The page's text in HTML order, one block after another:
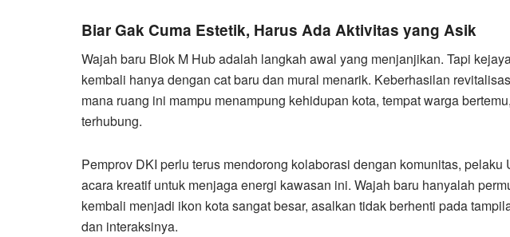
Biar Gak Cuma Estetik, Harus Ada Aktivitas yang Asik
Wajah baru Blok M Hub adalah langkah awal yang menjanjikan. Tapi
kembali hanya dengan cat baru dan mural menarik. Keberhasilan
mana ruang ini mampu menampung kehidupan kota, tempat warga
terhubung.
Pemprov DKI perlu terus mendorong kolaborasi dengan komunitas, pelaku
acara kreatif untuk menjaga energi kawasan ini. Wajah baru hanyalah
kembali menjadi ikon kota sangat besar, asalkan tidak berhenti pada
dan interaksinya.